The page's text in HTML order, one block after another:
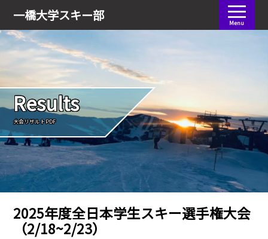
一橋大学スキー部 Menu
会員ログイン
Results
大会リザルトPDF
2025年度全日本学生スキー選手権大会
（2/18~2/23）